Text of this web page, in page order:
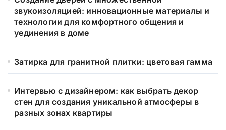
звукоизоляцией: инновационные материалы и
технологии для комфортного общения и
уединения в доме
Затирка для гранитной плитки: цветовая гамма
Интервью с дизайнером: как выбрать декор
стен для создания уникальной атмосферы в
разных зонах квартиры